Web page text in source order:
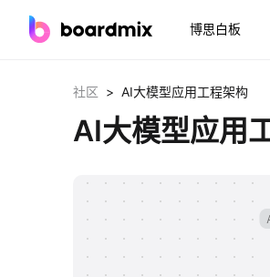
博思白板
社区 > AI大模型应用工程架构
AI大模型应用